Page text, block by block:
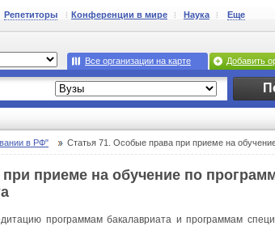
Репетиторы Конференции в мире Наука Еще
Добавить
Все организации на карте
в РФ" Статья 71. Особые права при приеме на обучение по
приеме на обучение по
программам бакалавриата и программам